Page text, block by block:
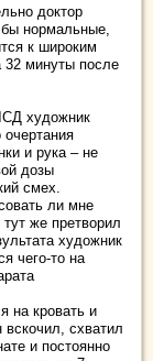
доктор
нормальные,
к широким
минуты после
художник
и рука – не
дозы
смех.
ли мне
же претворил
художник
чего-то на
на кровать и
схватил
и постоянно